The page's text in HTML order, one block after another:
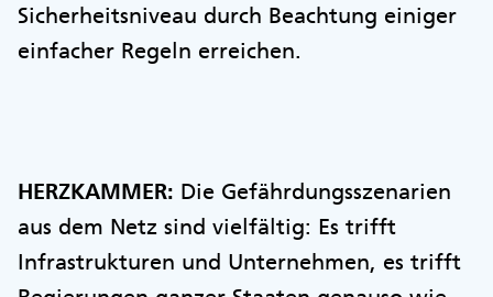
Sicherheitsniveau durch Beachtung einiger
einfacher Regeln erreichen.
HERZKAMMER: Die Gefährdungsszenarien
aus dem Netz sind vielfältig: Es trifft
Infrastrukturen und Unternehmen, es trifft